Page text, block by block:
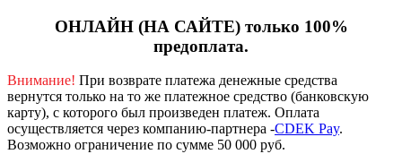
ОНЛАЙН (НА САЙТЕ) только 100%
предоплата.
Внимание! При возврате платежа денежные средства
вернутся только на то же платежное средство (банковскую
карту), с которого был произведен платеж. Оплата
осуществляется через компанию-партнера -CDEK Pay.
Возможно ограничение по сумме 50 000 руб.